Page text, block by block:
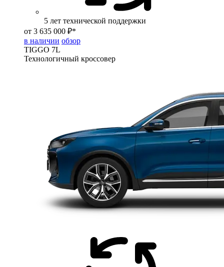
5 лет технической поддержки
от 3 635 000 ₽*
в наличии обзор
TIGGO 7L
Технологичный кроссовер